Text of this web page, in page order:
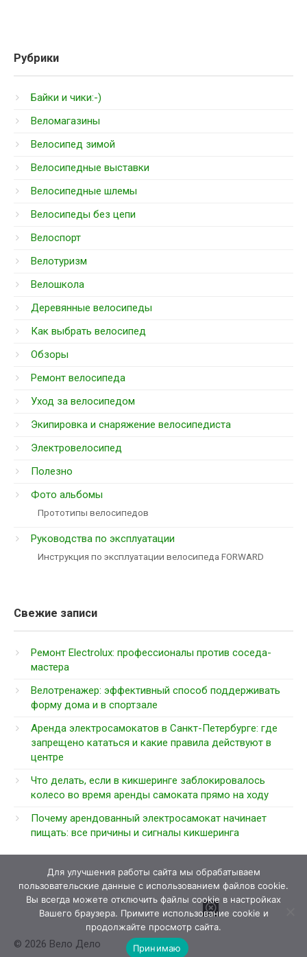
Рубрики
Байки и чики:-)
Веломагазины
Велосипед зимой
Велосипедные выставки
Велосипедные шлемы
Велосипеды без цепи
Велоспорт
Велотуризм
Велошкола
Деревянные велосипеды
Как выбрать велосипед
Обзоры
Ремонт велосипеда
Уход за велосипедом
Экипировка и снаряжение велосипедиста
Электровелосипед
Полезно
Фото альбомы
Прототипы велосипедов
Руководства по эксплуатации
Инструкция по эксплуатации велосипеда FORWARD
Свежие записи
Ремонт Electrolux: профессионалы против соседа-
мастера
Велотренажер: эффективный способ поддерживать
форму дома и в спортзале
Аренда электросамокатов в Санкт-Петербурге: где
запрещено кататься и какие правила действуют в
центре
Что делать, если в кикшеринге заблокировалось
колесо во время аренды самоката прямо на ходу
Почему арендованный электросамокат начинает
пищать: все причины и сигналы кикшеринга
© 2026 Вело Дело
Для улучшения работы сайта мы обрабатываем
пользовательские данные с использованием файлов cookie.
Вы всегда можете отключить файлы cookie в настройках
Вашего браузера. Примите использование cookie и
продолжайте просмотр сайта.
Принимаю